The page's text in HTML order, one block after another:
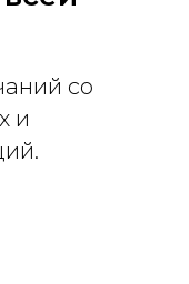
со
и